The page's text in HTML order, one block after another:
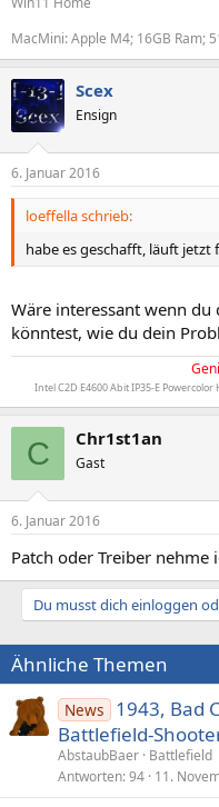
MacMini: Apple M4; 16GB Ram;
Scex
Ensign
6. Januar 2016
loeffella schrieb:
habe es geschafft, läuft jetzt
Wäre interessant wenn
könntest, wie du dein
Intel C2D E4600 Abit IP35-E
C Chr1st1an
Gast
6. Januar 2016
Patch oder Treiber nehme
Du musst dich einloggen
Ähnliche Themen
News
1943, Bad
Battlefield-
AbstaubBaer Battlefield
Antworten 94 11.